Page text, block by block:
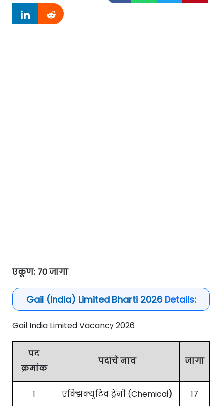
एकूण: 70 जागा
Gail (India) Limited Bharti 2026Details:
Gail India Limited Vacancy 2026
पद
क्रमांक
पदांचे नाव जागा
1 एक्झिक्युटिव ट्रेनी (Chemical) 17